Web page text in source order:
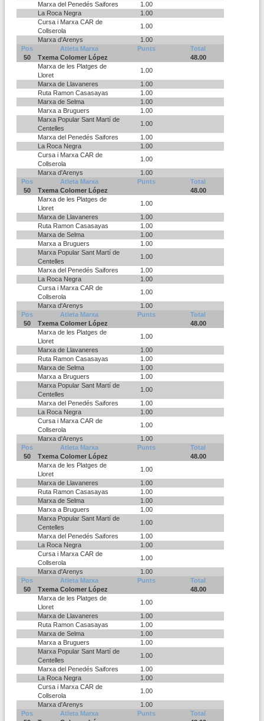
Marxa del Penedés Saifores
1.00
La Roca Negra
1.00
Cursa i Marxa CAR de
Collserola
1.00
Marxa d'Arenys
1.00
Pos
Atleta Marxa Punts
Total
50
Txema Colomer López
48.00
Marxa de les Platges de
Lloret
1.00
Marxa de Llavaneres
1.00
Ruta Ramon Casasayas
1.00
Marxa de Selma
1.00
Marxa a Bruguers
1.00
Marxa Popular Sant Martí de
Centelles
1.00
Marxa del Penedés Saifores
1.00
La Roca Negra
1.00
Cursa i Marxa CAR de
Collserola
1.00
Marxa d'Arenys
1.00
Pos
Atleta Marxa Punts
Total
50
Txema Colomer López
48.00
Marxa de les Platges de
Lloret
1.00
Marxa de Llavaneres
1.00
Ruta Ramon Casasayas
1.00
Marxa de Selma
1.00
Marxa a Bruguers
1.00
Marxa Popular Sant Martí de
Centelles
1.00
Marxa del Penedés Saifores
1.00
La Roca Negra
1.00
Cursa i Marxa CAR de
Collserola
1.00
Marxa d'Arenys
1.00
Pos
Atleta Marxa Punts
Total
50
Txema Colomer López
48.00
Marxa de les Platges de
Lloret
1.00
Marxa de Llavaneres
1.00
Ruta Ramon Casasayas
1.00
Marxa de Selma
1.00
Marxa a Bruguers
1.00
Marxa Popular Sant Martí de
Centelles
1.00
Marxa del Penedés Saifores
1.00
La Roca Negra
1.00
Cursa i Marxa CAR de
Collserola
1.00
Marxa d'Arenys
1.00
Pos
Atleta Marxa Punts
Total
50
Txema Colomer López
48.00
Marxa de les Platges de
Lloret
1.00
Marxa de Llavaneres
1.00
Ruta Ramon Casasayas
1.00
Marxa de Selma
1.00
Marxa a Bruguers
1.00
Marxa Popular Sant Martí de
Centelles
1.00
Marxa del Penedés Saifores
1.00
La Roca Negra
1.00
Cursa i Marxa CAR de
Collserola
1.00
Marxa d'Arenys
1.00
Pos
Atleta Marxa Punts
Total
50
Txema Colomer López
48.00
Marxa de les Platges de
Lloret
1.00
Marxa de Llavaneres
1.00
Ruta Ramon Casasayas
1.00
Marxa de Selma
1.00
Marxa a Bruguers
1.00
Marxa Popular Sant Martí de
Centelles
1.00
Marxa del Penedés Saifores
1.00
La Roca Negra
1.00
Cursa i Marxa CAR de
Collserola
1.00
Marxa d'Arenys
1.00
Pos
Atleta Marxa Punts
Total